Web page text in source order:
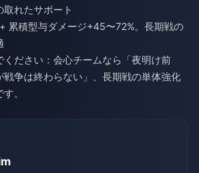
れたサポート
累積型与ダメージ+45〜72%。長期戦の
ださい：会心チームなら「夜明け前
戦争は終わらない」、長期戦の単体強化
。